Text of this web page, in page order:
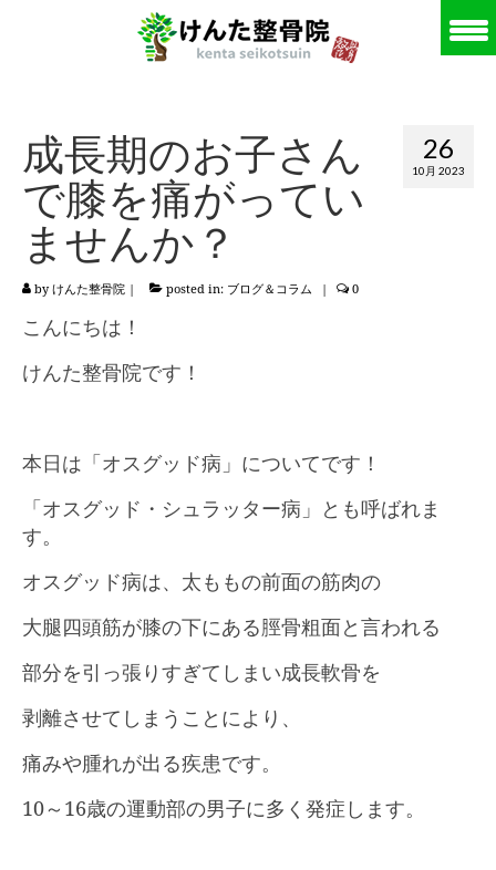
26
10月 2023
成長期のお子さん
で膝を痛がってい
ませんか？
byけんた整骨院 | posted in: ブログ＆コラム | 0
こんにちは！
けんた整骨院です！
本日は「オスグッド病」についてです！
「オスグッド・シュラッター病」とも呼ばれま
す。
オスグッド病は、太ももの前面の筋肉の
大腿四頭筋が膝の下にある脛骨粗面と言われる
部分を引っ張りすぎてしまい成長軟骨を
剥離させてしまうことにより、
痛みや腫れが出る疾患です。
10～16歳の運動部の男子に多く発症します。